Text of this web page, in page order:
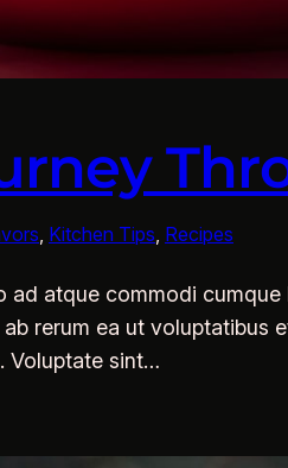
Kitchen Tips Recipes
atque commodi
rerum ea ut voluptatibus
Voluptate sint…